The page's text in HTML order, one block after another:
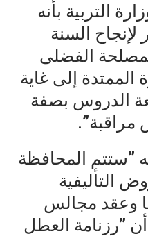
وزارة التربية بأنه
لإنجاح السنة
الفضلى
الممتدة إلى غاية
2019 لمتابعة الدروس بصفة
مراقبة”.
”ستتم المحافظة
التأليفية
وعقد مجالس
”رزنامة العطل